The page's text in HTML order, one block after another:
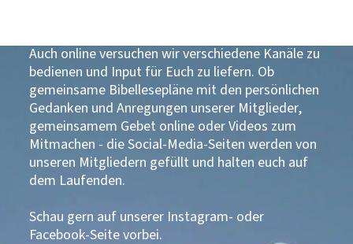
Auch online versuchen wir verschiedene Kanäle zu
bedienen und Input für Euch zu liefern. Ob
gemeinsame Bibellesepläne mit den persönlichen
Gedanken und Anregungen unserer Mitglieder,
gemeinsamem Gebet online oder Videos zum
Mitmachen - die Social-Media-Seiten werden von
unseren Mitgliedern gefüllt und halten euch auf
dem Laufenden.
Schau gern auf unserer Instagram- oder
Facebook-Seite vorbei.